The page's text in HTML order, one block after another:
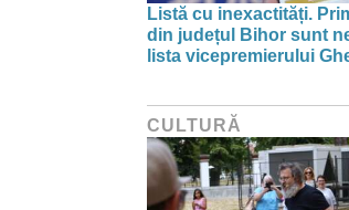
Listă cu inexactități.
din județul Bihor sunt
lista vicepremierului
CULTURĂ